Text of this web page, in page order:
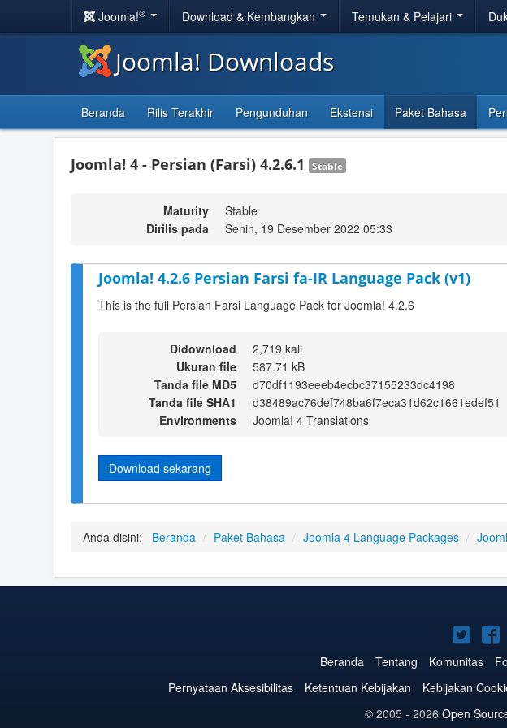
Joomla!® Download & Kembangkan Temukan & Pelajari
Joomla! Downloads
Beranda Rilis Terakhir Pengunduhan Ekstensi Paket Bahasa
Joomla! 4 - Persian (Farsi) 4.2.6.1 Stable
Maturity
Stable
Dirilis pada
Senin, 19 Desember 2022 05:33
Joomla! 4.2.6 Persian Farsi fa-IR Language Pack (v1)
This is the full Persian Farsi Language Pack for Joomla! 4.2.6
Didownload
2,719 kali
Ukuran file
587.71 kB
Tanda file MD5
d70df1193eeeb4ecbc37155233dc4198
Tanda file SHA1
d38489ac76def748ba6f7eca31d62c1661edef51
Environments
Joomla! 4 Translations
Download sekarang
Anda disini: Beranda / Paket Bahasa / Joomla 4 Language Packages /
di
di
Beranda Tentang Komunitas
Pernyataan Aksesibilitas
Ketentuan Kebijakan Kebijakan
© 2005 - 2026 Open